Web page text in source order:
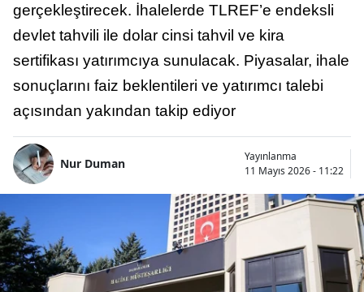
gerçekleştirecek. İhalelerde TLREF’e endeksli
devlet tahvili ile dolar cinsi tahvil ve kira
sertifikası yatırımcıya sunulacak. Piyasalar, ihale
sonuçlarını faiz beklentileri ve yatırımcı talebi
açısından yakından takip ediyor
Nur Duman
Yayınlanma
11 Mayıs 2026 - 11:22